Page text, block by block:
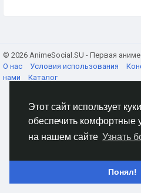
Этот сайт использует
обеспечить комфортные
на нашем сайте Узнать
Понял!
© 2026 AnimeSocial.SU - Первая аниме
О нас
Условия использования
нами
Каталог